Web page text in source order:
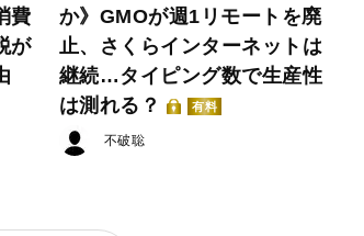
費
が
か》GMOが週1リモートを廃
止、さくらインターネットは
継続…タイピング数で生産性
は測れる？
有料
不破聡